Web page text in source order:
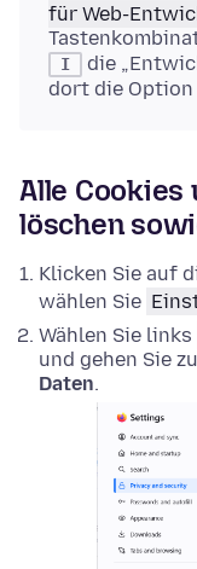
für Web-
I
die
dort die Option
Alle Cookies
löschen
Klicken Sie auf
wählen Sie
Wählen Sie links
und gehen Sie
Daten.